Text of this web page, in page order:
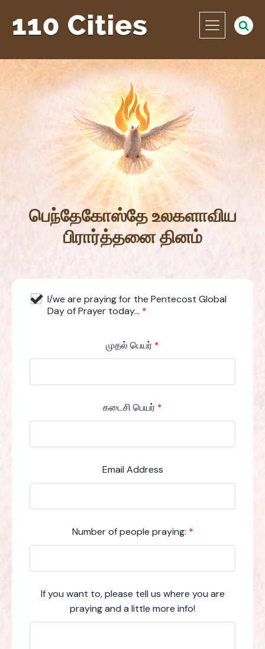
பெந்தேகோஸ்தே உலகளாவிய
பிரார்த்தனை தினம்
I/we are praying for the Pentecost Global
Day of Prayer today... *
முதல் பெயர் *
கடைசி பெயர் *
Email Address
Number of people praying: *
If you want to, please tell us where you are
praying and a little more info!